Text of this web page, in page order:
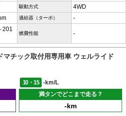
駆動方式 4WD
過給器（ターボ） -
201
燃費性能 -
チック取付用専用車 ウェルライド
10・15
-km/L
満タンでどこまで走る？
-km